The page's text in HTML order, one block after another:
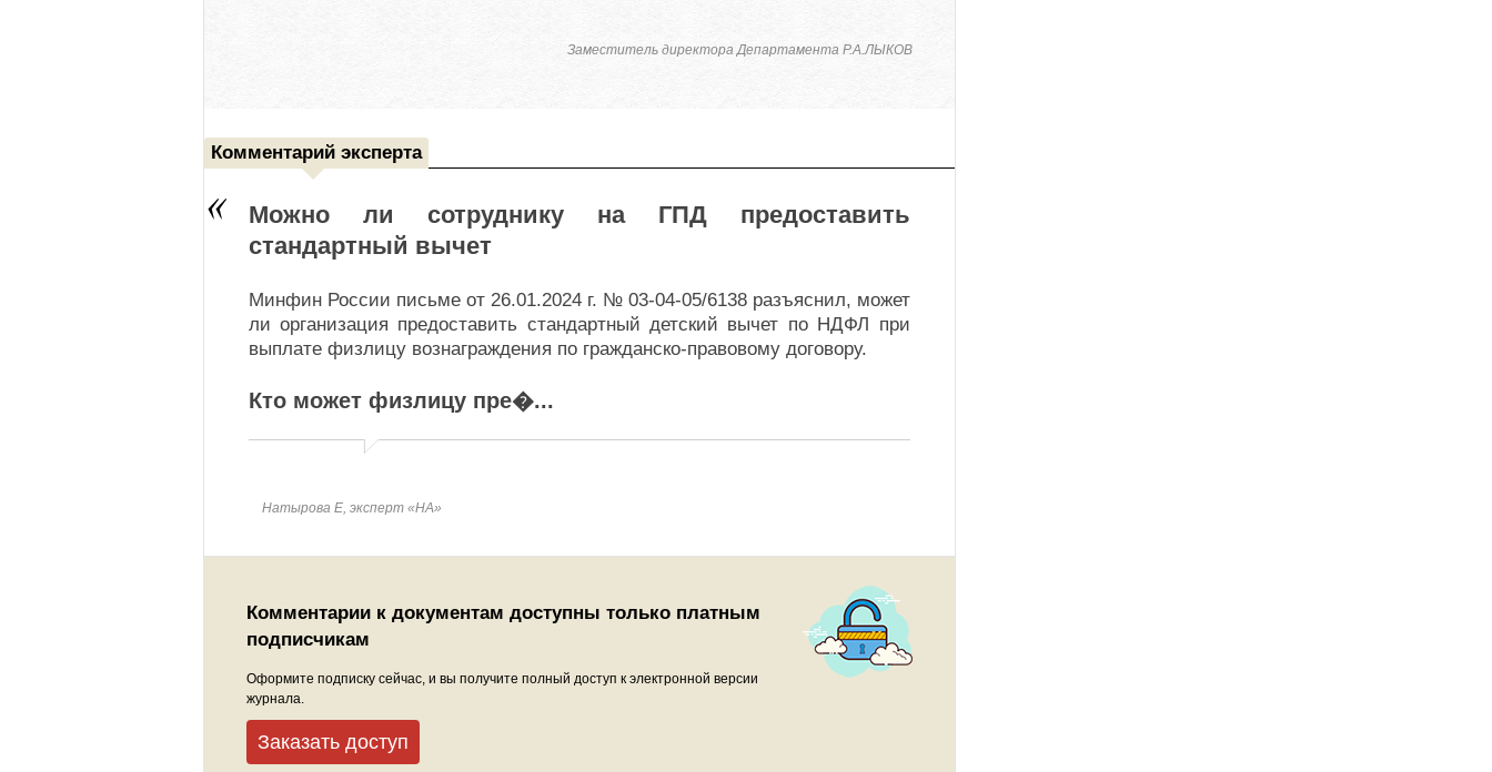
Заместитель директора Департамента Р.А.ЛЫКОВ
Комментарий эксперта
Можно ли сотруднику на ГПД предоставить
стандартный вычет
Минфин России письме от 26.01.2024 г. № 03-04-05/6138 разъяснил, может
ли организация предоставить стандартный детский вычет по НДФЛ при
выплате физлицу вознаграждения по гражданско-правовому договору.
Кто может физлицу пре�...
Натырова Е, эксперт «НА»
Комментарии к документам доступны только платным
подписчикам
Оформите подписку сейчас, и вы получите полный доступ к электронной версии
журнала.
Заказать доступ